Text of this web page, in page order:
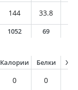
144 33.8
1052 69
Калории Белки
0 0